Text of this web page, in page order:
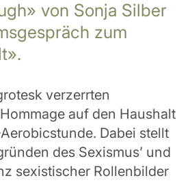
von Sonja Silber
zum
verzerrten
auf den Haushalt
Dabei stellt
des Sexismus’ und
sexistischer Rollenbilder